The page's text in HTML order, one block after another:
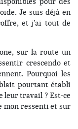
Je suis déjà en
et j’ai tout de
sur la route un
crescendo et
Pourquoi les
pourtant établi
leur travail ? Est-ce
mon ressenti et sur